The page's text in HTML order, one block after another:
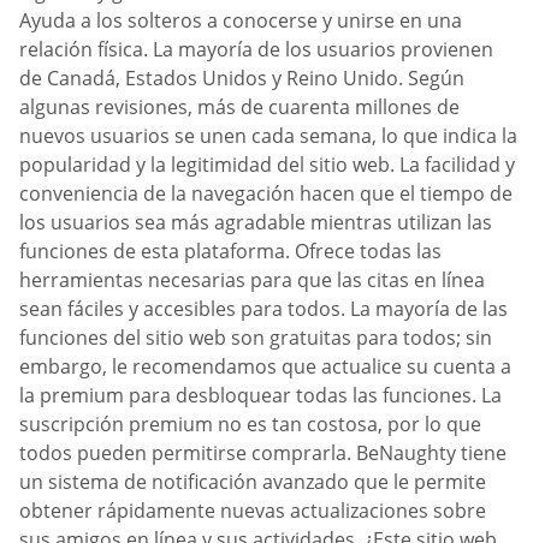
Ayuda a los solteros a conocerse y unirse en una
relación física. La mayoría de los usuarios provienen
de Canadá, Estados Unidos y Reino Unido. Según
algunas revisiones, más de cuarenta millones de
nuevos usuarios se unen cada semana, lo que indica la
popularidad y la legitimidad del sitio web. La facilidad y
conveniencia de la navegación hacen que el tiempo de
los usuarios sea más agradable mientras utilizan las
funciones de esta plataforma. Ofrece todas las
herramientas necesarias para que las citas en línea
sean fáciles y accesibles para todos. La mayoría de las
funciones del sitio web son gratuitas para todos; sin
embargo, le recomendamos que actualice su cuenta a
la premium para desbloquear todas las funciones. La
suscripción premium no es tan costosa, por lo que
todos pueden permitirse comprarla. BeNaughty tiene
un sistema de notificación avanzado que le permite
obtener rápidamente nuevas actualizaciones sobre